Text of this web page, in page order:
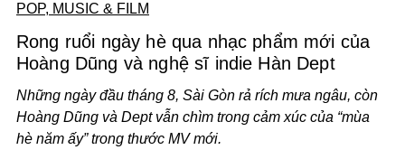
POP, MUSIC & FILM
Rong ruổi ngày hè qua nhạc phẩm mới của
Hoàng Dũng và nghệ sĩ indie Hàn Dept
Những ngày đầu tháng 8, Sài Gòn rả rích mưa ngâu, còn
Hoàng Dũng và Dept vẫn chìm trong cảm xúc của “mùa
hè năm ấy” trong thước MV mới.